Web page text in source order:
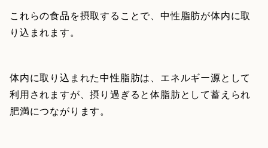
これらの食品を摂取することで、中性脂肪が体内に取
り込まれます。
体内に取り込まれた中性脂肪は、エネルギー源として
利用されますが、摂り過ぎると体脂肪として蓄えられ
肥満につながります。